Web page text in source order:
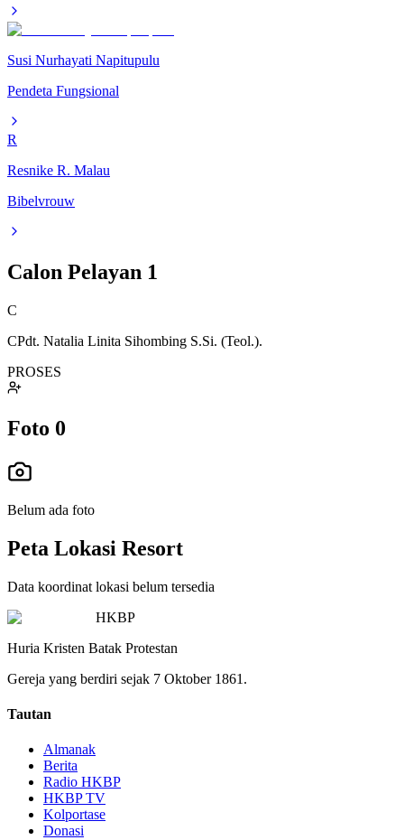
Susi Nurhayati Napitupulu
Pendeta Fungsional
R
Resnike R. Malau
Bibelvrouw
Calon Pelayan 1
C
CPdt. Natalia Linita Sihombing S.Si. (Teol.).
PROSES
Foto 0
Belum ada foto
Peta Lokasi Resort
Data koordinat lokasi belum tersedia
HKBP
Huria Kristen Batak Protestan
Gereja yang berdiri sejak 7 Oktober 1861.
Tautan
Almanak
Berita
Radio HKBP
HKBP TV
Kolportase
Donasi